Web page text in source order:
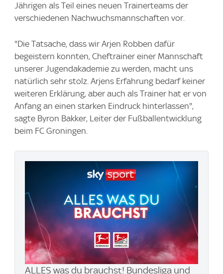
Jährigen als Teil eines neuen Trainerteams der
verschiedenen Nachwuchsmannschaften vor.
"Die Tatsache, dass wir Arjen Robben dafür
begeistern konnten, Cheftrainer einer Mannschaft
unserer Jugendakademie zu werden, macht uns
natürlich sehr stolz. Arjens Erfahrung bedarf keiner
weiteren Erklärung, aber auch als Trainer hat er von
Anfang an einen starken Eindruck hinterlassen",
sagte Byron Bakker, Leiter der Fußballentwicklung
beim FC Groningen.
ALLES was du brauchst! Bundesliga und